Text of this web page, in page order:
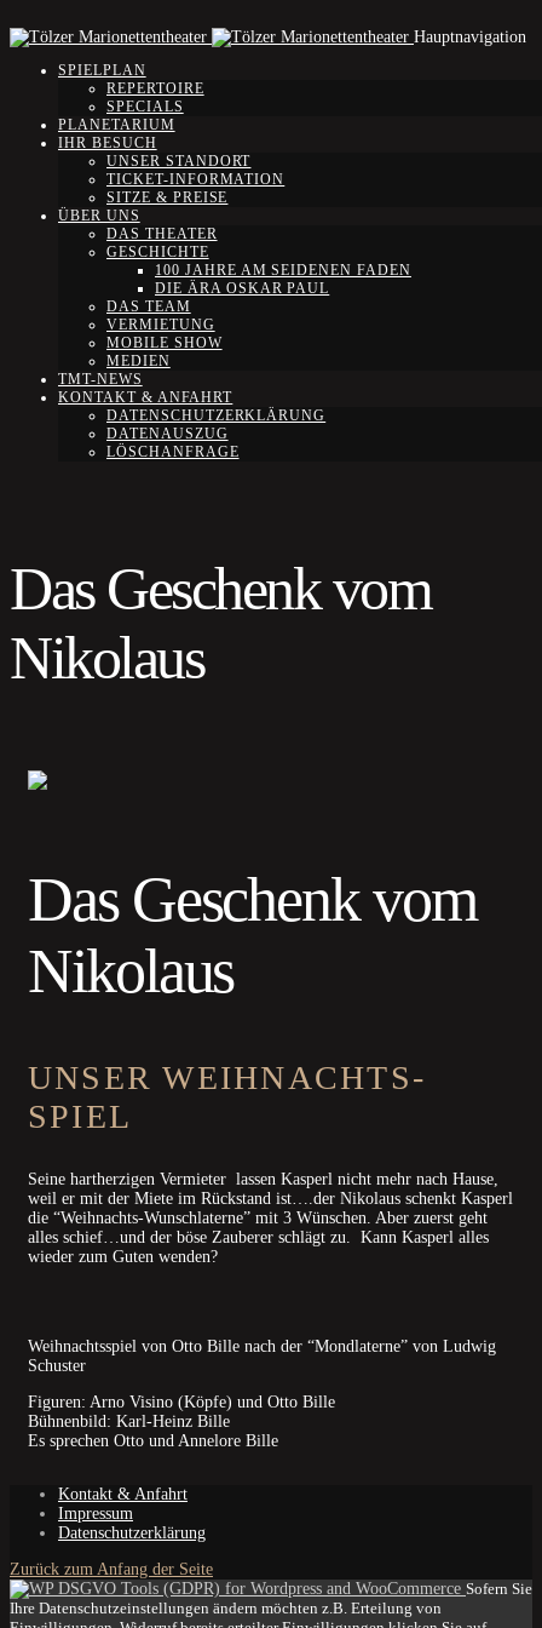
Hauptnavigation
SPIELPLAN
REPERTOIRE
SPECIALS
PLANETARIUM
IHR BESUCH
UNSER STANDORT
TICKET-INFORMATION
SITZE & PREISE
ÜBER UNS
DAS THEATER
GESCHICHTE
100 JAHRE AM SEIDENEN FADEN
DIE ÄRA OSKAR PAUL
DAS TEAM
VERMIETUNG
MOBILE SHOW
MEDIEN
TMT-NEWS
KONTAKT & ANFAHRT
DATENSCHUTZERKLÄRUNG
DATENAUSZUG
LÖSCHANFRAGE
Das Geschenk vom
Nikolaus
Das Geschenk vom
Nikolaus
UNSER WEIHNACHTS-
SPIEL
Seine hartherzigen Vermieter lassen Kasperl nicht mehr nach Hause,
weil er mit der Miete im Rückstand ist….der Nikolaus schenkt Kasperl
die “Weihnachts-Wunschlaterne” mit 3 Wünschen. Aber zuerst geht
alles schief…und der böse Zauberer schlägt zu. Kann Kasperl alles
wieder zum Guten wenden?
Weihnachtsspiel von Otto Bille nach der “Mondlaterne” von Ludwig
Schuster
Figuren: Arno Visino (Köpfe) und Otto Bille
Bühnenbild: Karl-Heinz Bille
Es sprechen Otto und Annelore Bille
Kontakt & Anfahrt
Impressum
Datenschutzerklärung
Zurück zum Anfang der Seite
Sofern Sie
Ihre Datenschutzeinstellungen ändern möchten z.B. Erteilung von